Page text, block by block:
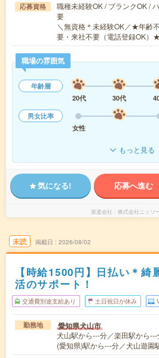
応募資格
職種未経験OK / ブランクOK /
要
＼無資格＊未経験OK／★年齢
要・来社不要（電話登録OK
職場の雰囲気
年齢層
20代
30代
男女比率
女性
もっと見る
気になる! 応募へ進む
派遣会社 株式会社ニッソ
未読 掲載日 2026/08/02
【時給1500円】日払い＊綺
活のサポート！
交通費別途支給あり 土日祝日が休み
勤務地 愛知県犬山市
犬山駅から---分／楽田駅から
(愛知県)駅から---分／犬山遊園